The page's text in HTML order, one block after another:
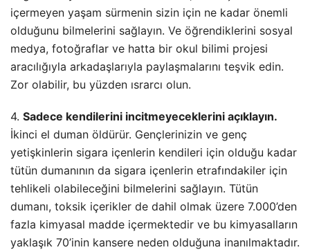
içermeyen yaşam sürmenin sizin için ne kadar önemli
olduğunu bilmelerini sağlayın. Ve öğrendiklerini sosyal
medya, fotoğraflar ve hatta bir okul bilimi projesi
aracılığıyla arkadaşlarıyla paylaşmalarını teşvik edin.
Zor olabilir, bu yüzden ısrarcı olun.
4. Sadece kendilerini incitmeyeceklerini açıklayın.
İkinci el duman öldürür. Gençlerinizin ve genç
yetişkinlerin sigara içenlerin kendileri için olduğu kadar
tütün dumanının da sigara içenlerin etrafındakiler için
tehlikeli olabileceğini bilmelerini sağlayın. Tütün
dumanı, toksik içerikler de dahil olmak üzere 7.000’den
fazla kimyasal madde içermektedir ve bu kimyasalların
yaklaşık 70’inin kansere neden olduğuna inanılmaktadır.